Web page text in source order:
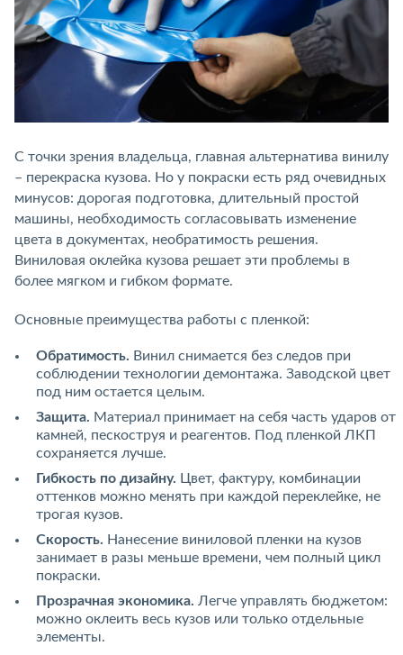
С точки зрения владельца, главная альтернатива винилу
– перекраска кузова. Но у покраски есть ряд очевидных
минусов: дорогая подготовка, длительный простой
машины, необходимость согласовывать изменение
цвета в документах, необратимость решения.
Виниловая оклейка кузова решает эти проблемы в
более мягком и гибком формате.
Основные преимущества работы с пленкой:
Обратимость. Винил снимается без следов при
соблюдении технологии демонтажа. Заводской цвет
под ним остается целым.
Защита. Материал принимает на себя часть ударов от
камней, пескоструя и реагентов. Под пленкой ЛКП
сохраняется лучше.
Гибкость по дизайну. Цвет, фактуру, комбинации
оттенков можно менять при каждой переклейке, не
трогая кузов.
Скорость. Нанесение виниловой пленки на кузов
занимает в разы меньше времени, чем полный цикл
покраски.
Прозрачная экономика. Легче управлять бюджетом:
можно оклеить весь кузов или только отдельные
элементы.